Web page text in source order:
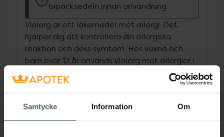
Samtycke Information Om
bipacksedeln innan användning.
Vialerg är ett läkemedel mot allergi. Det
hjälper dig att kontrollera din allergiska
reaktion och dess symtom. Hos vuxna och
barn över 12 år används Vialerg mot allergier i
näsa och ögon t.ex. hösnuva.Hos barn mellan
6 och 12 år används Vialerg mot allergier i
näsa, t.ex. hösnuva.
Jämförpris